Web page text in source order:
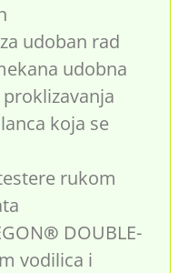
udoban rad
udobna
koja se
rukom
® DOUBLE-
vodilica i